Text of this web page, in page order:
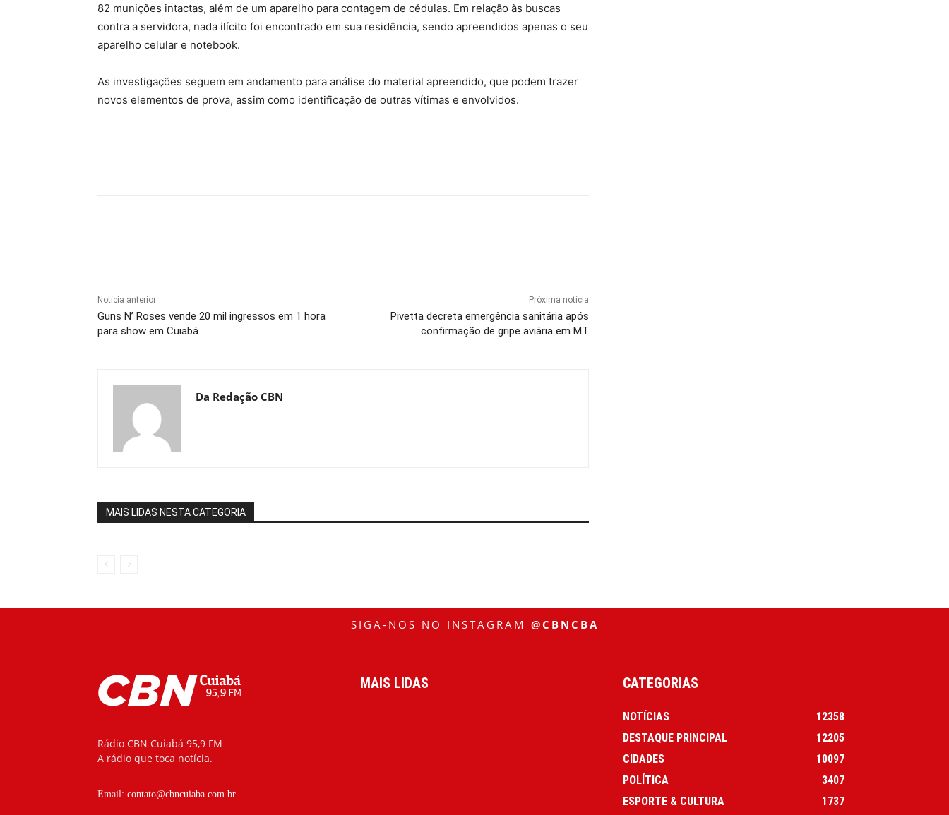
82 munições intactas, além de um aparelho para contagem de cédulas. Em relação às buscas
contra a servidora, nada ilícito foi encontrado em sua residência, sendo apreendidos apenas o seu
aparelho celular e notebook.
As investigações seguem em andamento para análise do material apreendido, que podem trazer
novos elementos de prova, assim como identificação de outras vítimas e envolvidos.
Notícia anterior
Guns N’ Roses vende 20 mil ingressos em 1 hora
para show em Cuiabá
Próxima notícia
Pivetta decreta emergência sanitária após
confirmação de gripe aviária em MT
Da Redação CBN
MAIS LIDAS NESTA CATEGORIA
SIGA-NOS NO INSTAGRAM @CBNCBA
Rádio CBN Cuiabá 95,9 FM
A rádio que toca notícia.
Email: contato@cbncuiaba.com.br
MAIS LIDAS CATEGORIAS
NOTÍCIAS
12358
DESTAQUE PRINCIPAL
12205
CIDADES
10097
POLÍTICA
3407
ESPORTE & CULTURA
1737